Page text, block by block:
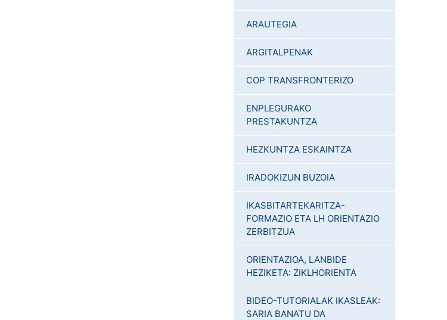
ARAUTEGIA
ARGITALPENAK
COP TRANSFRONTERIZO
ENPLEGURAKO
PRESTAKUNTZA
HEZKUNTZA ESKAINTZA
IRADOKIZUN BUZOIA
IKASBITARTEKARITZA-
FORMAZIO ETA LH ORIENTAZIO
ZERBITZUA
ORIENTAZIOA, LANBIDE
HEZIKETA: ZIKLHORIENTA
BIDEO-TUTORIALAK IKASLEAK:
SARIA BANATU DA